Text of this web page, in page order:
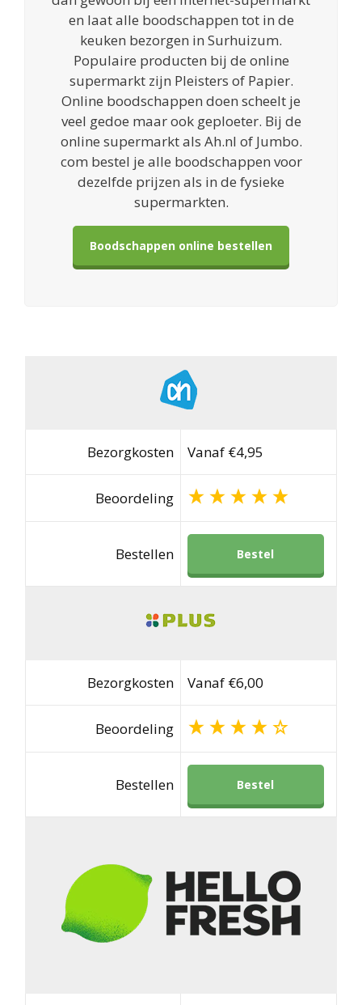
en laat alle boodschappen tot in de
keuken bezorgen in Surhuizum.
Populaire producten bij de online
supermarkt zijn Pleisters of Papier.
Online boodschappen doen scheelt je
veel gedoe maar ook geploeter. Bij de
online supermarkt als Ah.nl of Jumbo.
com bestel je alle boodschappen voor
dezelfde prijzen als in de fysieke
supermarkten.
Boodschappen online bestellen
Bezorgkosten Vanaf €4,95
Beoordeling
Bestellen Bestel
Bezorgkosten Vanaf €6,00
Beoordeling
Bestellen Bestel